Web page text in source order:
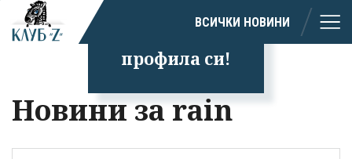
Успешно
профила си!
ВСИЧКИ НОВИНИ
Новини за rain